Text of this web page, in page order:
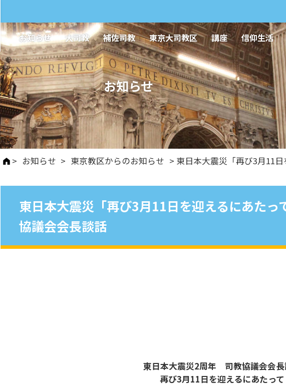
お知らせ 大司教 補佐司教 東京大司教区 講座 信仰生活
お知らせ
> お知らせ > 東京教区からのお知らせ > 東日本大震災「再び3月11
東日本大震災「再び3月11日を迎えるにあたっ
協議会会長談話
東日本大震災2周年 司教協議会会長
再び3月11日を迎えるにあたって